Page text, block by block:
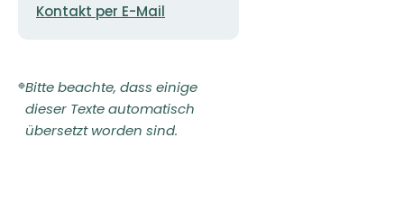
Mail-
Kontakt per E-Mail
Bitte beachte, dass einige
dieser Texte automatisch
übersetzt worden sind.